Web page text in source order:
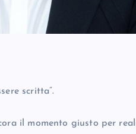
scritta”.
il momento giusto per